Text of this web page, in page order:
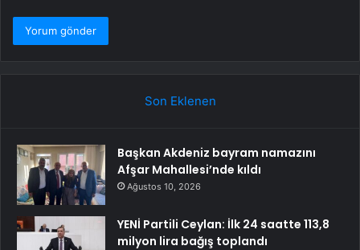
Son Eklenen
Başkan Akdeniz bayram namazını
Afşar Mahallesi’nde kıldı
Ağustos 10, 2026
YENİ Partili Ceylan: İlk 24 saatte 113,8
milyon lira bağış toplandı